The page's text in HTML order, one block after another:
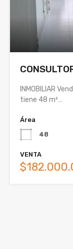
INMOBILIAR
tiene 48 m²…
Área
48
VENTA